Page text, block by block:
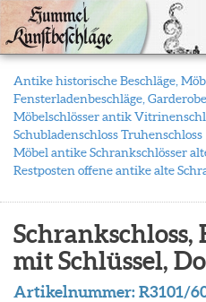
Antike historische Beschläge,
Fensterladenbeschläge,
Möbelschlösser antik
Schubladenschloss Truhenschloss
Möbel antike Schrankschlösser
Restposten offene antike alte
Schrankschloss,
mit Schlüssel,
Artikelnummer:R3101/